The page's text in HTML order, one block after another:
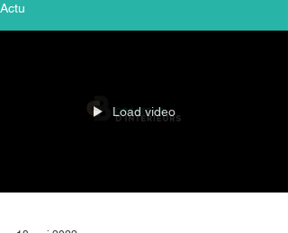
Actu
Load video